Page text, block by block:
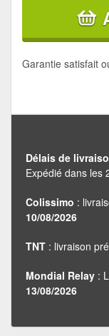
Garantie satisfait
Délais de
Expédié dans les
Colissimo :
10/08/2026
TNT : livraison
Mondial Relay :
13/08/2026